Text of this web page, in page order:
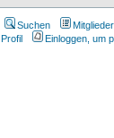
Suchen
Profil
Einloggen, um